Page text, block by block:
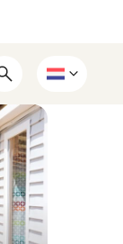
Open
zoekformulier
Kies
taal